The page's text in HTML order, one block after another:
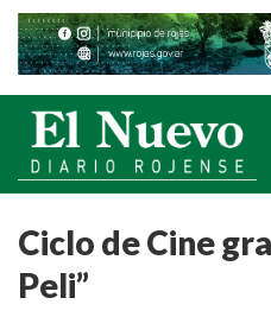
Ciclo de Cine
Peli”